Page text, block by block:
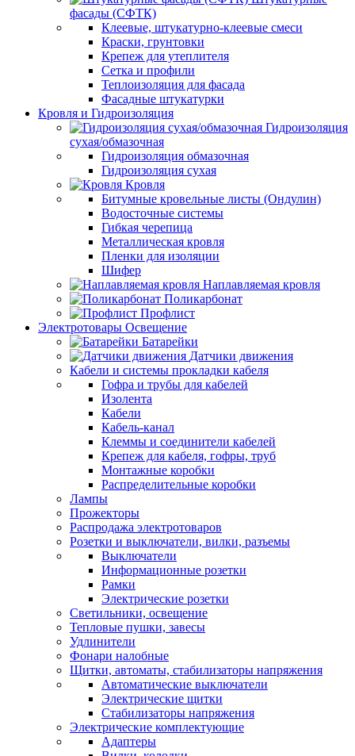
фасады (СФТК)
Клеевые, штукатурно-клеевые смеси
Краски, грунтовки
Крепеж для утеплителя
Сетка и профили
Теплоизоляция для фасада
Фасадные штукатурки
Кровля и Гидроизоляция
Гидроизоляция
сухая/обмазочная
Гидроизоляция обмазочная
Гидроизоляция сухая
Кровля
Битумные кровельные листы (Ондулин)
Водосточные системы
Гибкая черепица
Металлическая кровля
Пленки для изоляции
Шифер
Наплавляемая кровля
Поликарбонат
Профлист
Электротовары Освещение
Батарейки
Датчики движения
Кабели и системы прокладки кабеля
Гофра и трубы для кабелей
Изолента
Кабели
Кабель-канал
Клеммы и соединители кабелей
Крепеж для кабеля, гофры, труб
Монтажные коробки
Распределительные коробки
Лампы
Прожекторы
Распродажа электротоваров
Розетки и выключатели, вилки, разъемы
Выключатели
Информационные розетки
Рамки
Электрические розетки
Светильники, освещение
Тепловые пушки, завесы
Удлинители
Фонари налобные
Щитки, автоматы, стабилизаторы напряжения
Автоматические выключатели
Электрические щитки
Стабилизаторы напряжения
Электрические комплектующие
Адаптеры